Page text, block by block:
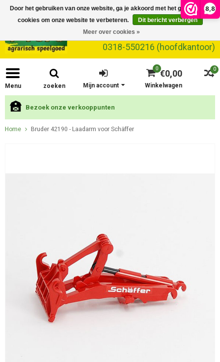
8,8
0318-550216 (hoofdkantoor)
Menu zoeken
0
0 €0,00
Winkelwagen
Mijn account
Bezoek onze verkooppunten
Home Bruder 42190 - Laadarm voor Schäffer
Door het gebruiken van onze website, ga je akkoord met het gebruik van
cookies om onze website te verbeteren.
Dit bericht verbergen
Meer over cookies »